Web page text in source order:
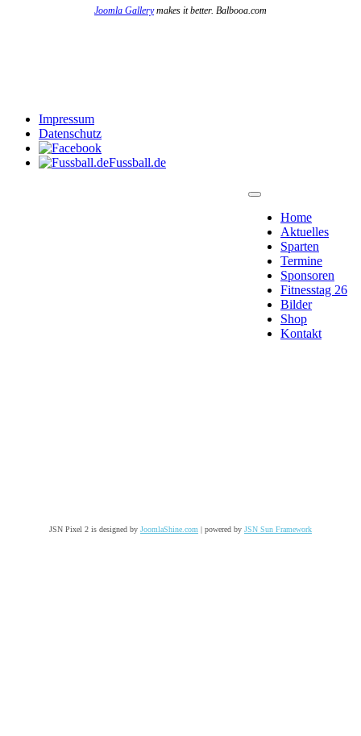
Joomla Gallerymakes it better. Balbooa.com
Impressum
Datenschutz
Fussball.de
Home
Aktuelles
Sparten
Termine
Sponsoren
Fitnesstag 26
Bilder
Shop
Kontakt
JSN Pixel 2 is designed by JoomlaShine.com | powered by JSN Sun Framework